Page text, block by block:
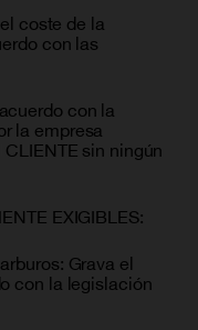
coste de la
con las
con la
la empresa
sin ningún
EXIGIBLES:
Grava el
con la legislación